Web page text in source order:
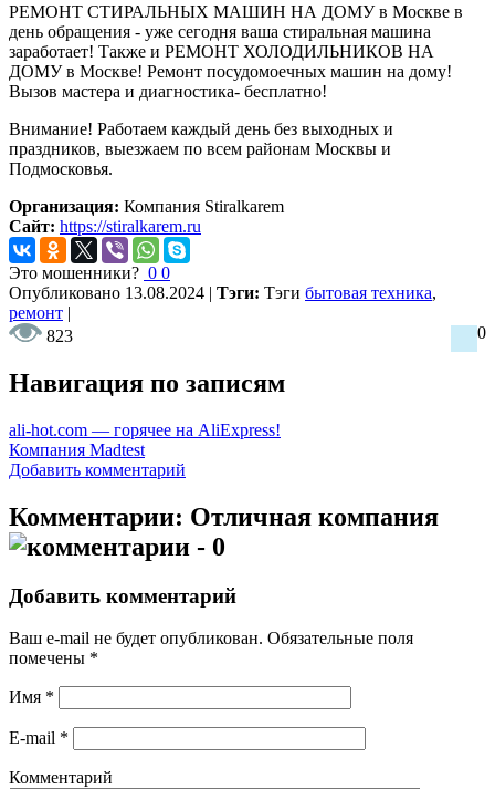
РЕМОНТ СТИРАЛЬНЫХ МАШИН НА ДОМУ в Москве в
день обращения - уже сегодня ваша стиральная машина
заработает! Также и РЕМОНТ ХОЛОДИЛЬНИКОВ НА
ДОМУ в Москве! Ремонт посудомоечных машин на дому!
Вызов мастера и диагностика- бесплатно!
Внимание! Работаем каждый день без выходных и
праздников, выезжаем по всем районам Москвы и
Подмосковья.
Организация: Компания Stiralkarem
Сайт: https://stiralkarem.ru
Это мошенники? 0 0
Опубликовано 13.08.2024 | Тэги: Тэги бытовая техника,
ремонт |
823
0
Навигация по записям
ali-hot.com — горячее на AliExpress!
Компания Madtest
Добавить комментарий
Комментарии: Отличная компания
- 0
Добавить комментарий
Ваш e-mail не будет опубликован. Обязательные поля
помечены *
Имя *
E-mail *
Комментарий